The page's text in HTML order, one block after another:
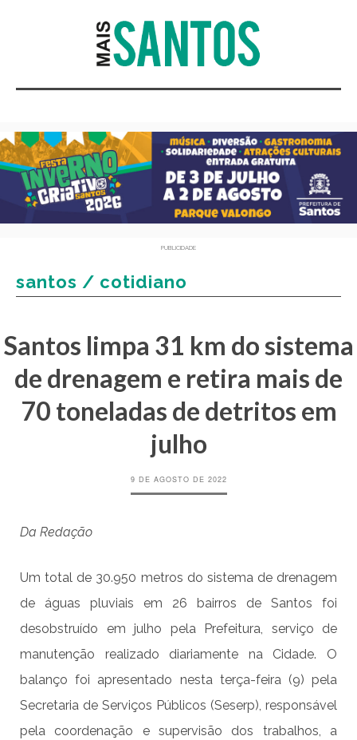
PUBLICIDADE
santos / cotidiano
Santos limpa 31 km do sistema
de drenagem e retira mais de
70 toneladas de detritos em
julho
9 DE AGOSTO DE 2022
Da Redação
Um total de 30.950 metros do sistema de drenagem
de águas pluviais em 26 bairros de Santos foi
desobstruído em julho pela Prefeitura, serviço de
manutenção realizado diariamente na Cidade. O
balanço foi apresentado nesta terça-feira (9) pela
Secretaria de Serviços Públicos (Seserp), responsável
pela coordenação e supervisão dos trabalhos, a